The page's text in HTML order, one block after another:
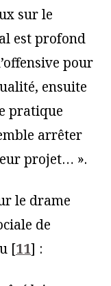
sur le
est profond
pour
ensuite
pratique
arrêter
projet… ».
le drame
de
[11] :